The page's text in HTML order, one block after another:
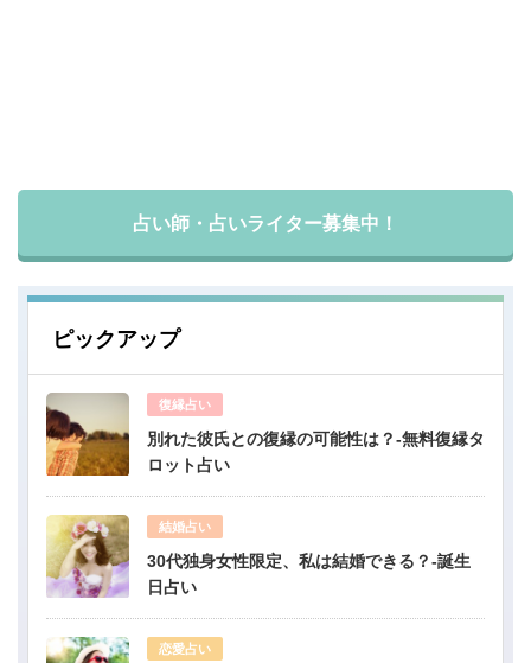
占い師・占いライター募集中！
ピックアップ
復縁占い
別れた彼氏との復縁の可能性は？-無料復縁タ
ロット占い
結婚占い
30代独身女性限定、私は結婚できる？-誕生
日占い
恋愛占い